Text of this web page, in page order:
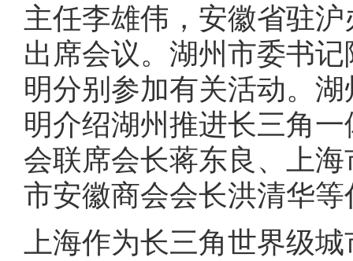
主任李雄伟，安徽省驻
出席会议。湖州市委书
明分别参加有关活动。
明介绍湖州推进长三角
会联席会长蒋东良、上
市安徽商会会长洪清华
上海作为长三角世界级